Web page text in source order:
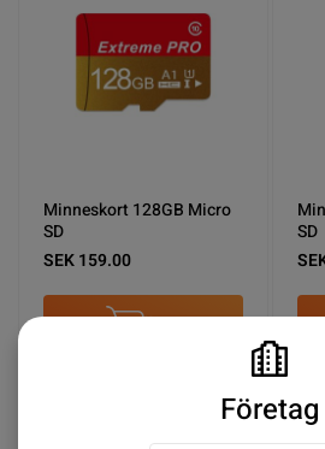
Minneskort 128GB Micro
SD
SEK 159.00
Köp nu
SD
Företag